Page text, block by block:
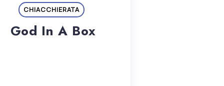
CHIACCHIERATA
God In A Box